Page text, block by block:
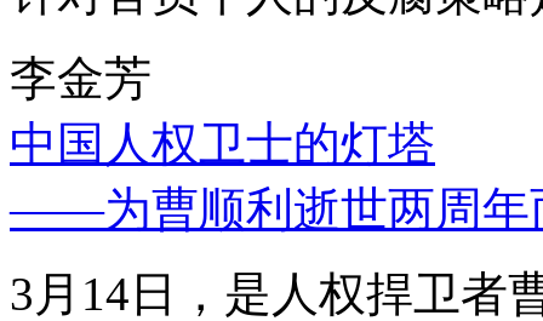
李金芳
中国人权卫士的灯塔
——为曹顺利逝世两周年
3月14日，是人权捍卫者